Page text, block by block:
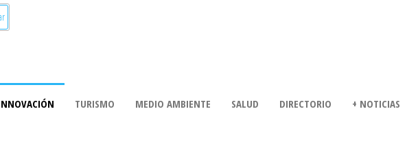
TURISMO MEDIO AMBIENTE SALUD DIRECTORIO + NOTICIAS